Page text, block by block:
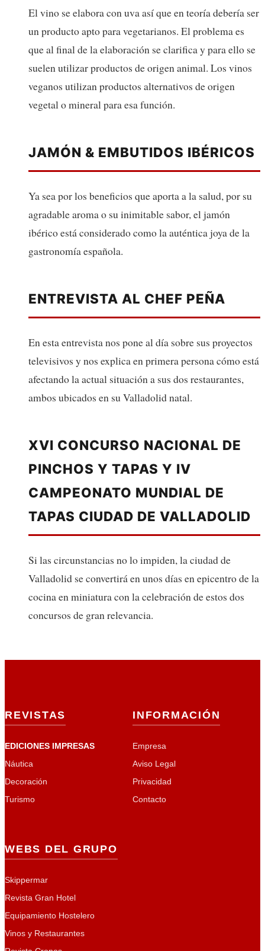
El vino se elabora con uva así que en teoría debería ser
un producto apto para vegetarianos. El problema es
que al final de la elaboración se clarifica y para ello se
suelen utilizar productos de origen animal. Los vinos
veganos utilizan productos alternativos de origen
vegetal o mineral para esa función.
JAMÓN & EMBUTIDOS IBÉRICOS
Ya sea por los beneficios que aporta a la salud, por su
agradable aroma o su inimitable sabor, el jamón
ibérico está considerado como la auténtica joya de la
gastronomía española.
ENTREVISTA AL CHEF PEÑA
En esta entrevista nos pone al día sobre sus proyectos
televisivos y nos explica en primera persona cómo está
afectando la actual situación a sus dos restaurantes,
ambos ubicados en su Valladolid natal.
XVI CONCURSO NACIONAL DE
PINCHOS Y TAPAS Y IV
CAMPEONATO MUNDIAL DE
TAPAS CIUDAD DE VALLADOLID
Si las circunstancias no lo impiden, la ciudad de
Valladolid se convertirá en unos días en epicentro de la
cocina en miniatura con la celebración de estos dos
concursos de gran relevancia.
REVISTAS
EDICIONES IMPRESAS
Náutica
Decoración
Turismo
INFORMACIÓN
Empresa
Aviso Legal
Privacidad
Contacto
WEBS DEL GRUPO
Skippermar
Revista Gran Hotel
Equipamiento Hostelero
Vinos y Restaurantes